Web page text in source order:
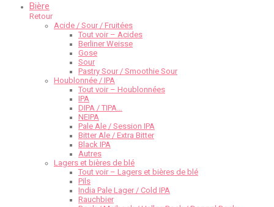
Bière
Retour
Acide / Sour / Fruitées
Tout voir – Acides
Berliner Weisse
Gose
Sour
Pastry Sour / Smoothie Sour
Houblonnée / IPA
Tout voir – Houblonnées
IPA
DIPA / TIPA…
NEIPA
Pale Ale / Session IPA
Bitter Ale / Extra Bitter
Black IPA
Autres
Lagers et bières de blé
Tout voir – Lagers et bières de blé
Pils
India Pale Lager / Cold IPA
Rauchbier